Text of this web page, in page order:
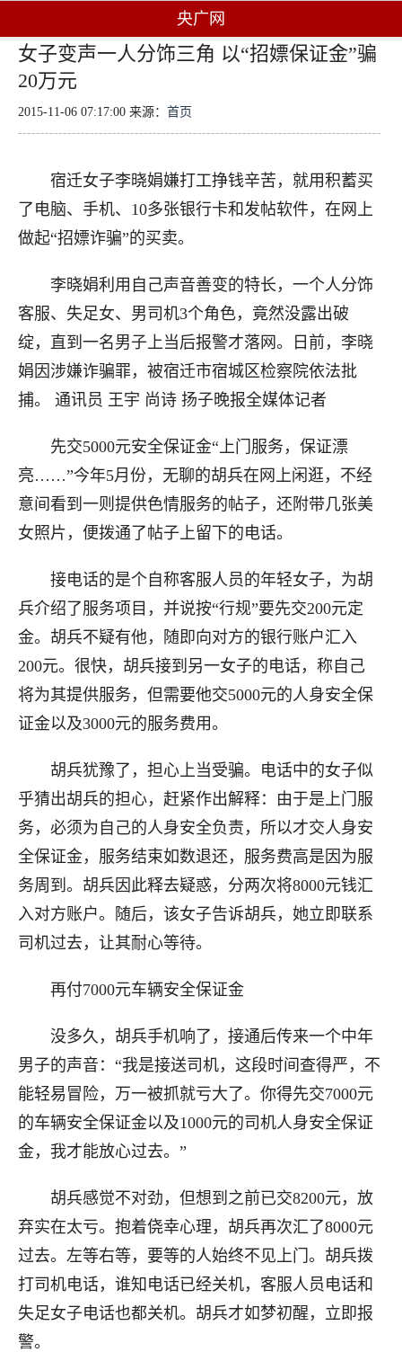
央广网
女子变声一人分饰三角 以“招嫖保证金”骗
20万元
2015-11-06 07:17:00 来源： 首页
宿迁女子李晓娟嫌打工挣钱辛苦，就用积蓄买
了电脑、手机、10多张银行卡和发帖软件，在网上
做起“招嫖诈骗”的买卖。
李晓娟利用自己声音善变的特长，一个人分饰
客服、失足女、男司机3个角色，竟然没露出破
绽，直到一名男子上当后报警才落网。日前，李晓
娟因涉嫌诈骗罪，被宿迁市宿城区检察院依法批
捕。 通讯员 王宇 尚诗 扬子晚报全媒体记者
先交5000元安全保证金“上门服务，保证漂
亮……”今年5月份，无聊的胡兵在网上闲逛，不经
意间看到一则提供色情服务的帖子，还附带几张美
女照片，便拨通了帖子上留下的电话。
接电话的是个自称客服人员的年轻女子，为胡
兵介绍了服务项目，并说按“行规”要先交200元定
金。胡兵不疑有他，随即向对方的银行账户汇入
200元。很快，胡兵接到另一女子的电话，称自己
将为其提供服务，但需要他交5000元的人身安全保
证金以及3000元的服务费用。
胡兵犹豫了，担心上当受骗。电话中的女子似
乎猜出胡兵的担心，赶紧作出解释：由于是上门服
务，必须为自己的人身安全负责，所以才交人身安
全保证金，服务结束如数退还，服务费高是因为服
务周到。胡兵因此释去疑惑，分两次将8000元钱汇
入对方账户。随后，该女子告诉胡兵，她立即联系
司机过去，让其耐心等待。
再付7000元车辆安全保证金
没多久，胡兵手机响了，接通后传来一个中年
男子的声音：“我是接送司机，这段时间查得严，不
能轻易冒险，万一被抓就亏大了。你得先交7000元
的车辆安全保证金以及1000元的司机人身安全保证
金，我才能放心过去。”
胡兵感觉不对劲，但想到之前已交8200元，放
弃实在太亏。抱着侥幸心理，胡兵再次汇了8000元
过去。左等右等，要等的人始终不见上门。胡兵拨
打司机电话，谁知电话已经关机，客服人员电话和
失足女子电话也都关机。胡兵才如梦初醒，立即报
警。